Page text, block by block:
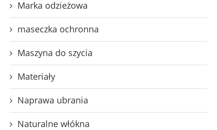
Marka odzieżowa
maseczka ochronna
Maszyna do szycia
Materiały
Naprawa ubrania
Naturalne włókna